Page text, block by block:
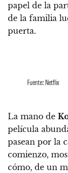
papel de la
de la familia
puerta.
Fuente: Netflix
La mano de
película
pasean por la
comienzo,
cómo, de un